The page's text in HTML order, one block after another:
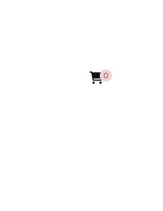
0